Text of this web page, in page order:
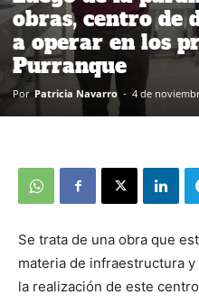
obras, centro de
a operar en los
Purranque
Por Patricia Navarro - 4 de
Se trata de una obra que
materia de infraestructura
la realización de este